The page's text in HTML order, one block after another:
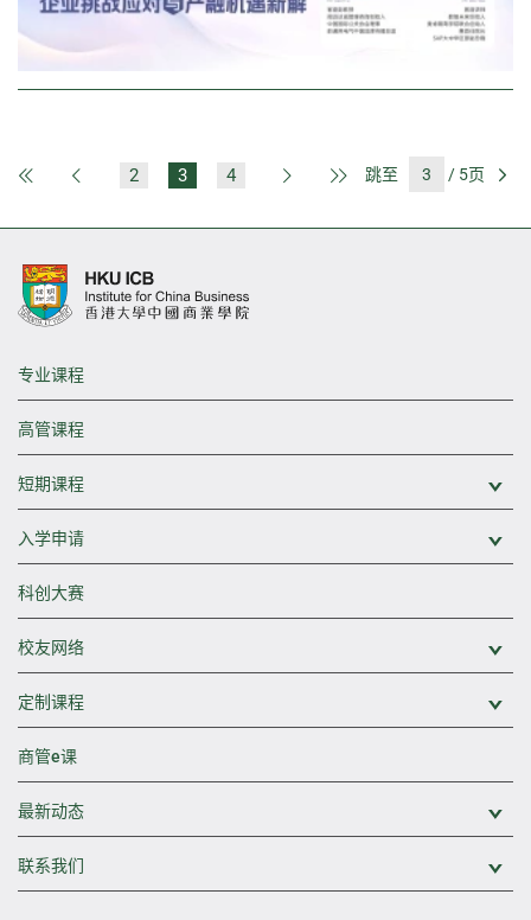
第一页 上一页
2 3 4 下一页 最后一页
跳至 / 5页
专业课程
高管课程
短期课程
入学申请
科创大赛
校友网络
定制课程
商管e课
最新动态
联系我们